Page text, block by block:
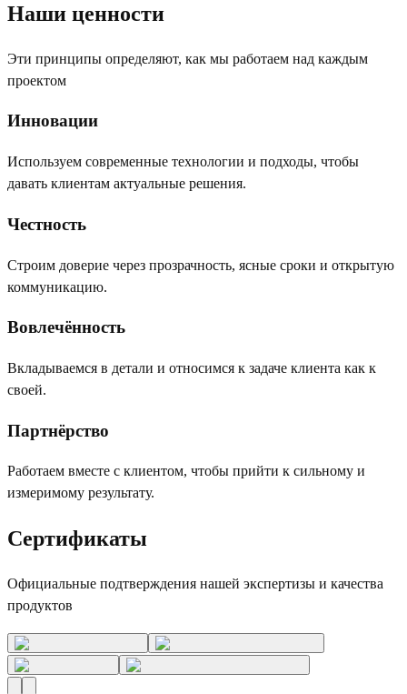
Наши ценности
Эти принципы определяют, как мы работаем над каждым
проектом
Инновации
Используем современные технологии и подходы, чтобы
давать клиентам актуальные решения.
Честность
Строим доверие через прозрачность, ясные сроки и открытую
коммуникацию.
Вовлечённость
Вкладываемся в детали и относимся к задаче клиента как к
своей.
Партнёрство
Работаем вместе с клиентом, чтобы прийти к сильному и
измеримому результату.
Сертификаты
Официальные подтверждения нашей экспертизы и качества
продуктов